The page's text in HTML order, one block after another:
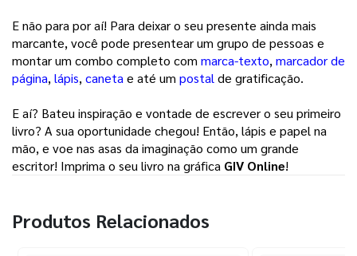
E não para por aí! Para deixar o seu presente ainda mais
marcante, você pode presentear um grupo de pessoas e
montar um combo completo com marca-texto, marcador de
página, lápis, canetae até um postalde gratificação.
E aí? Bateu inspiração e vontade de escrever o seu primeiro
livro? A sua oportunidade chegou! Então, lápis e papel na
mão, e voe nas asas da imaginação como um grande
escritor! Imprima o seu livro na gráfica GIV Online!
Produtos Relacionados